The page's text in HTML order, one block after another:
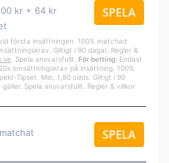
kr + 64 kr
SPELA
första insättningen. 100% matchad
Giltigt i 90 dagar. Regler &
. Spela ansvarsfullt. För betting: Endast
omsättningskrav på insättning. 100%
Tipset. Min. 1,80 odds. Giltigt i 90
Spela ansvarsfullt. Regler & villkor
SPELA